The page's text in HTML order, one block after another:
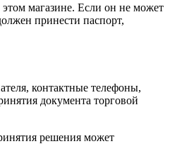
магазине. Если он не может
принести паспорт,
контактные телефоны,
документа торговой
решения может